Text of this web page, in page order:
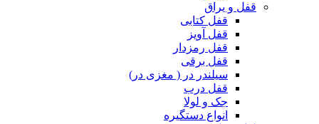
قفل و یراق
قفل کتابی
قفل آویز
قفل رمزدار
قفل برقی
سیلندر در ( مغزی در)
قفل درب
جک و لولا
انواع دستگیره